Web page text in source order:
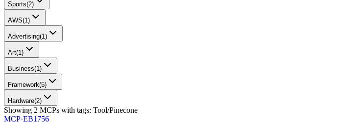
Sports(2)
AWS(1)
Advertising(1)
Art(1)
Business(1)
Framework(5)
Hardware(2)
Showing 2 MCPs with tags: Tool/Pinecone
MCP·EB1756